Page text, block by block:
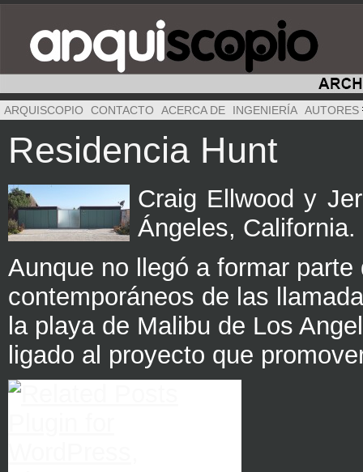
ARQUISCOPIO CONTACTO ACERCA DE INGENIERÍA AUTORES
Residencia Hunt
Craig Ellwood y
Ángeles,
Aunque no llegó a formar
contemporáneos de las
la playa de Malibu de Los
ligado al proyecto que